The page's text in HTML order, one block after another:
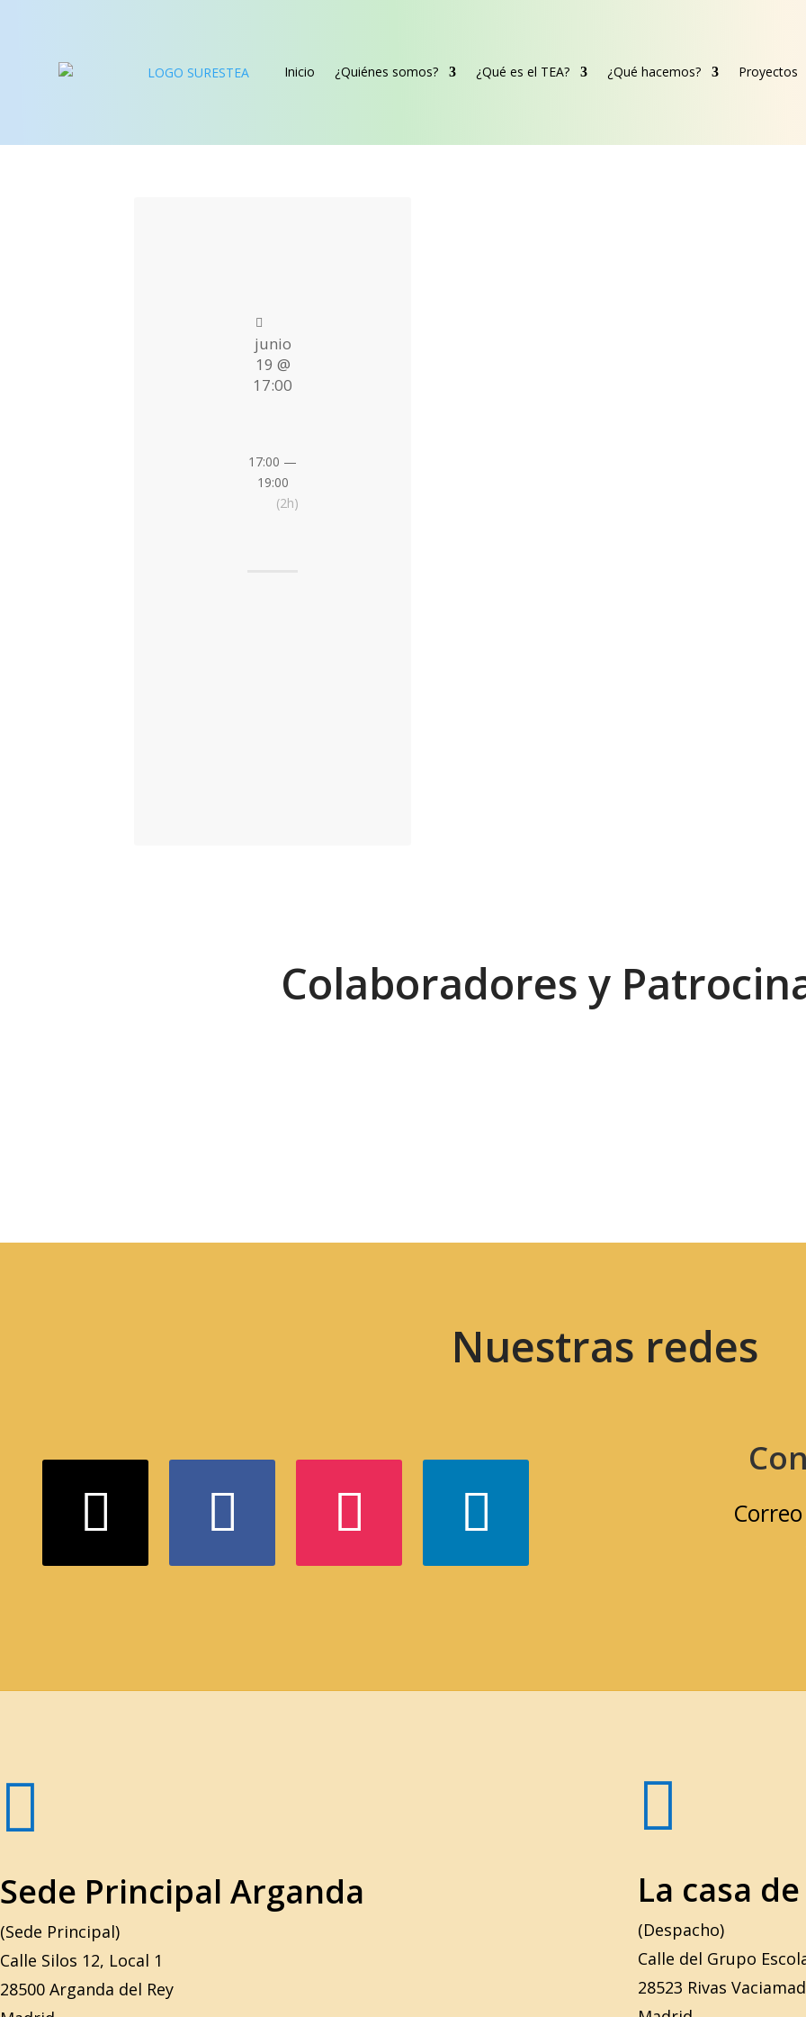
Inicio ¿Quiénes somos? ¿Qué es el TEA? ¿Qué hacemos? Proyectos
junio
19 @
17:00
17:00 —
19:00
(2h)
Colaboradores y
Nuestras redes

Sede Principal Arganda
(Sede Principal)
Calle Silos 12, Local 1
28500 Arganda del Rey

La casa
(Despacho)
Calle del Grupo
28523 Rivas